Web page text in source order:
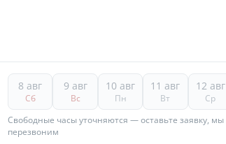
8 авг
Сб
9 авг
Вс
10 авг
Пн
11 авг
Вт
12 авг
Ср
Свободные часы уточняются — оставьте заявку, мы
перезвоним